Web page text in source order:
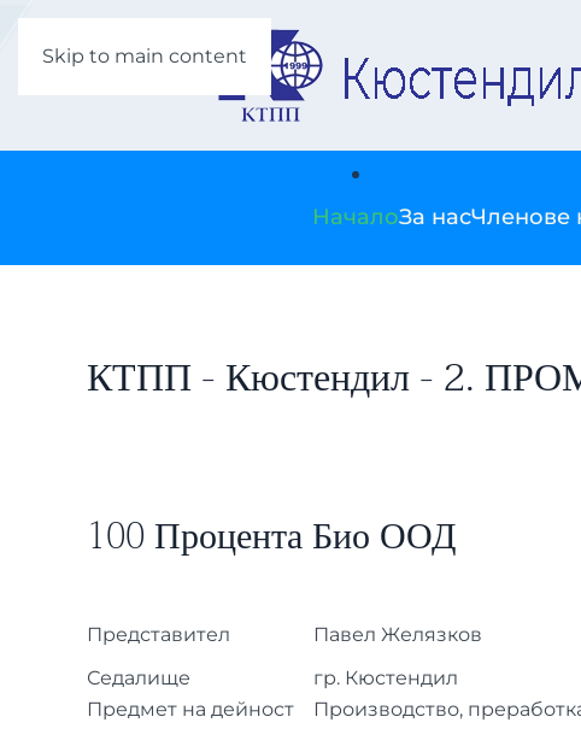
Skip to main content
НачалоЗа насЧленове
КТПП - Кюстендил - 2.
100 Процента Био ООД
Представител
Павел Желязков
Седалище
гр. Кюстендил
Предмет на дейност
Производство,